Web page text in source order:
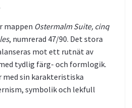
mappen Ostermalm Suite, cinq
, numrerad 47/90. Det stora
mot ett rutnät av
tydlig färg- och formlogik.
med sin karakteristiska
symbolik och lekfull